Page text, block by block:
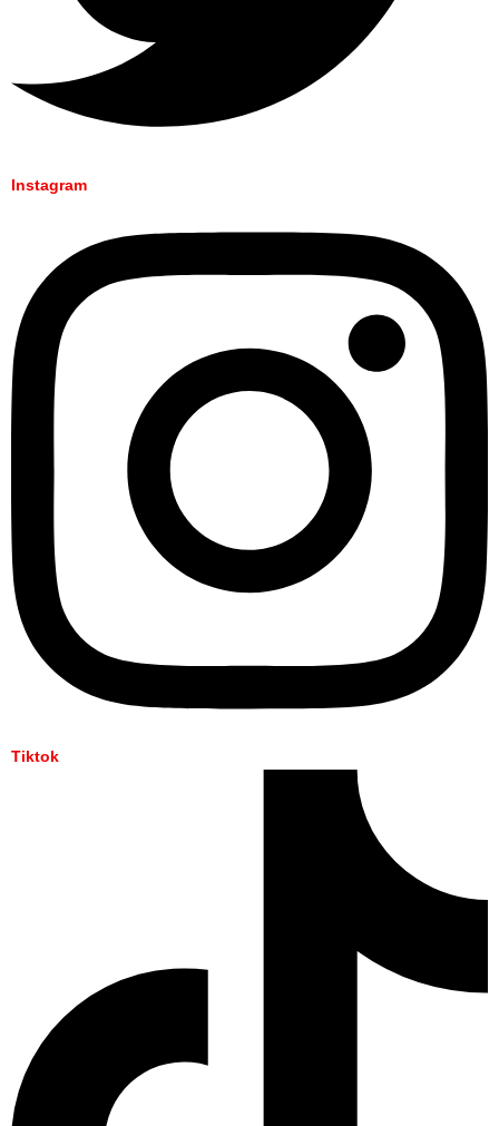
Instagram
Tiktok